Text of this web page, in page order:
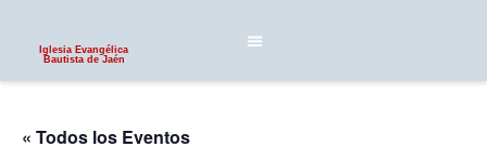
Iglesia Evangélica
Bautista de Jaén
« Todos los Eventos